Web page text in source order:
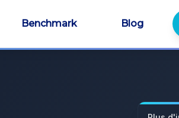
Benchmark Blog